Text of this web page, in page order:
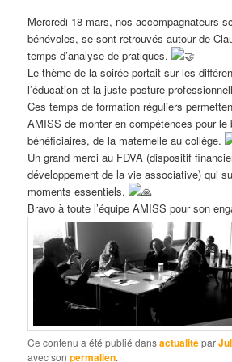
Mercredi 18 mars, nos accompagnateurs
bénévoles, se sont retrouvés autour de
temps d’analyse de pratiques.
Le thème de la soirée portait sur les
l’éducation et la juste posture
Ces temps de formation réguliers
AMISS de monter en compétences pour le
bénéficiaires, de la maternelle au collège.
Un grand merci au FDVA (dispositif
développement de la vie associative) qui
moments essentiels.
Bravo à toute l’équipe AMISS pour son
Ce contenu a été publié dansactualitépar
avec sonpermalien.